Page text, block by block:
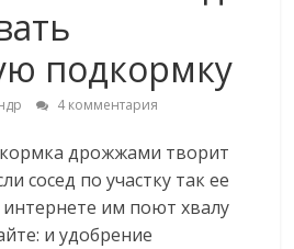
подкормку
4 комментария
дрожжами творит
сосед по участку так ее
интернете им поют хвалу
и удобрение